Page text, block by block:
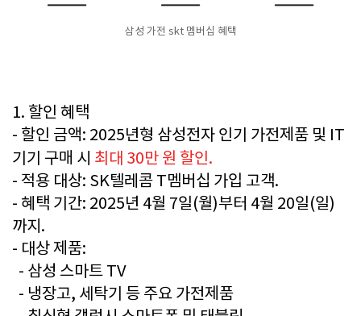
삼성 가전 skt 멤버십 혜택
1. 할인 혜택
- 할인 금액: 2025년형 삼성전자 인기 가전제품 및 IT
기기 구매 시 최대 30만 원 할인.
- 적용 대상: SK텔레콤 T멤버십 가입 고객.
- 혜택 기간: 2025년 4월 7일(월)부터 4월 20일(일)
까지.
- 대상 제품:
- 삼성 스마트 TV
- 냉장고, 세탁기 등 주요 가전제품